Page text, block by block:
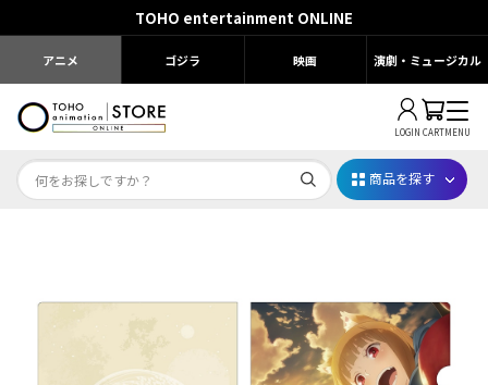
TOHO entertainment ONLINE
アニメ ゴジラ 映画 演劇・ミュージカル
LOGIN CARTMENU
映画ちいかわ
じゅじゅフェス 2026
商品を探す